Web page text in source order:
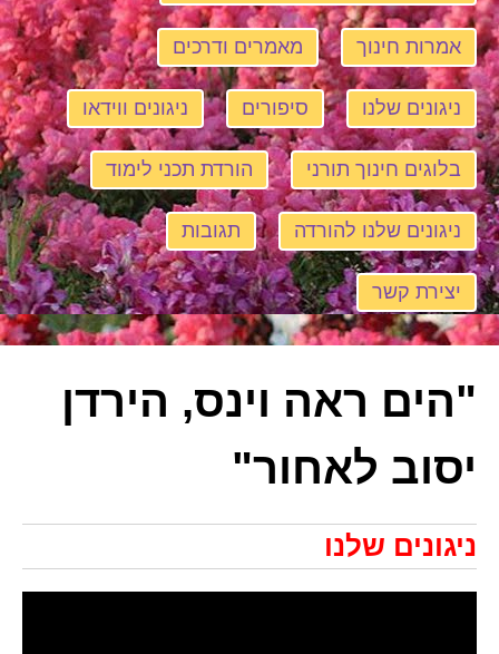
אמרות חינוך מאמרים ודרכים
ניגונים שלנו סיפורים ניגונים ווידאו
בלוגים חינוך תורני הורדת תכני לימוד
ניגונים שלנו להורדה תגובות
יצירת קשר
"הים ראה וינס, הירדן
יסוב לאחור"
ניגונים שלנו